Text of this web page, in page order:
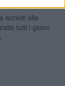
iscriviti alla
tutti i giorni